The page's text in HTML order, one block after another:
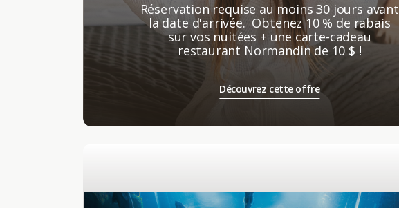
Réservation requise au moins 30 jours avant
la date d'arrivée. Obtenez 10 % de rabais
sur vos nuitées + une carte-cadeau
restaurant Normandin de 10 $ !
Découvrez cette offre